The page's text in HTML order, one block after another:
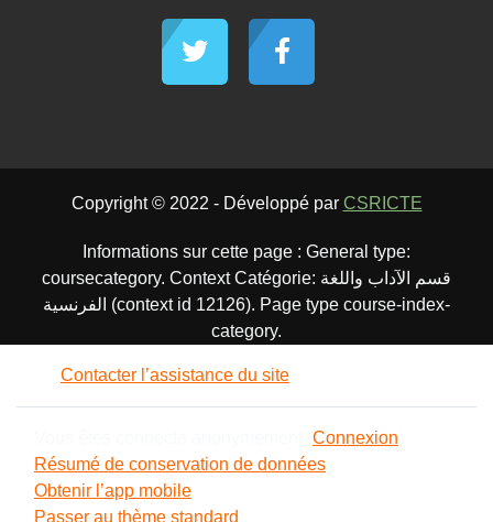
Copyright © 2022 - Développé par CSRICTE
Informations sur cette page : General type:
coursecategory. Context Catégorie: قسم الآداب واللغة
الفرنسية (context id 12126). Page type course-index-
category.
Contacter l’assistance du site
Connexion
Résumé de conservation de données
Obtenir l’app mobile
Passer au thème standard